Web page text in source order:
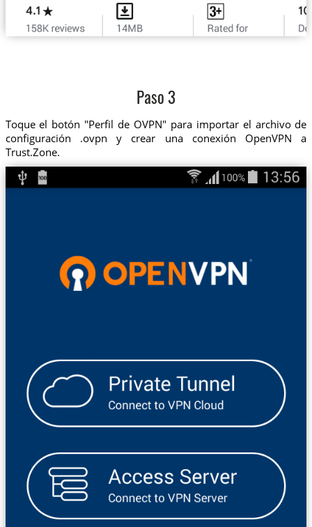
Paso 3
Toque el botón "Perfil de OVPN" para importar el archivo de
configuración .ovpn y crear una conexión OpenVPN a
Trust.Zone.